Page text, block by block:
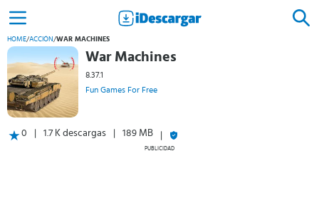
HOME/ACCIÓN/WAR MACHINES
War Machines
8.37.1
Fun Games For Free
0 1.7 K descargas 189 MB
PUBLICIDAD